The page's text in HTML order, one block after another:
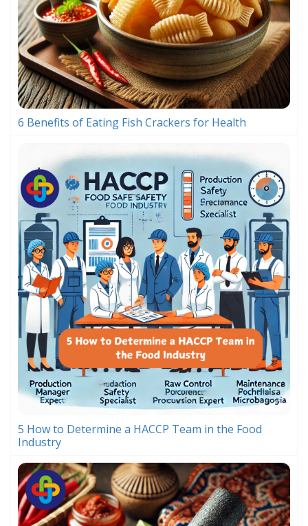
6 Benefits of Eating Fish Crackers for Health
5 How to Determine a HACCP Team in the Food
Industry